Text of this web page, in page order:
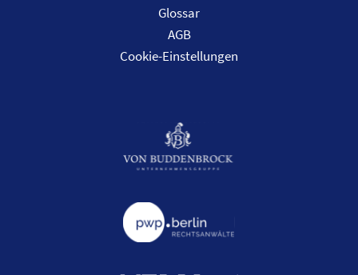
Glossar
AGB
Cookie-Einstellungen